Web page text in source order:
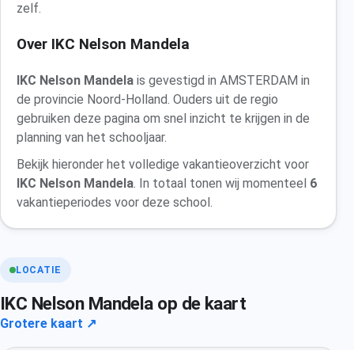
zelf.
Over IKC Nelson Mandela
IKC Nelson Mandela is gevestigd in AMSTERDAM in
de provincie Noord-Holland. Ouders uit de regio
gebruiken deze pagina om snel inzicht te krijgen in de
planning van het schooljaar.
Bekijk hieronder het volledige vakantieoverzicht voor
IKC Nelson Mandela. In totaal tonen wij momenteel 6
vakantieperiodes voor deze school.
LOCATIE
IKC Nelson Mandela op de kaart
Grotere kaart ↗